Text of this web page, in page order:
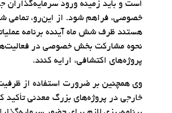
است و باید زمینه ورود سرمایه‌گذاران
خصوصی، فراهم شود. از این‌رو، تمامی
هستند ظرف شش ماه آینده برنامه
نحوه مشارکت بخش خصوصی در
پروژه‌های اکتشافی، ارایه کنند.
وی همچنین بر ضرورت استفاده از
خارجی در پروژه‌های بزرگ معدنی تأکید